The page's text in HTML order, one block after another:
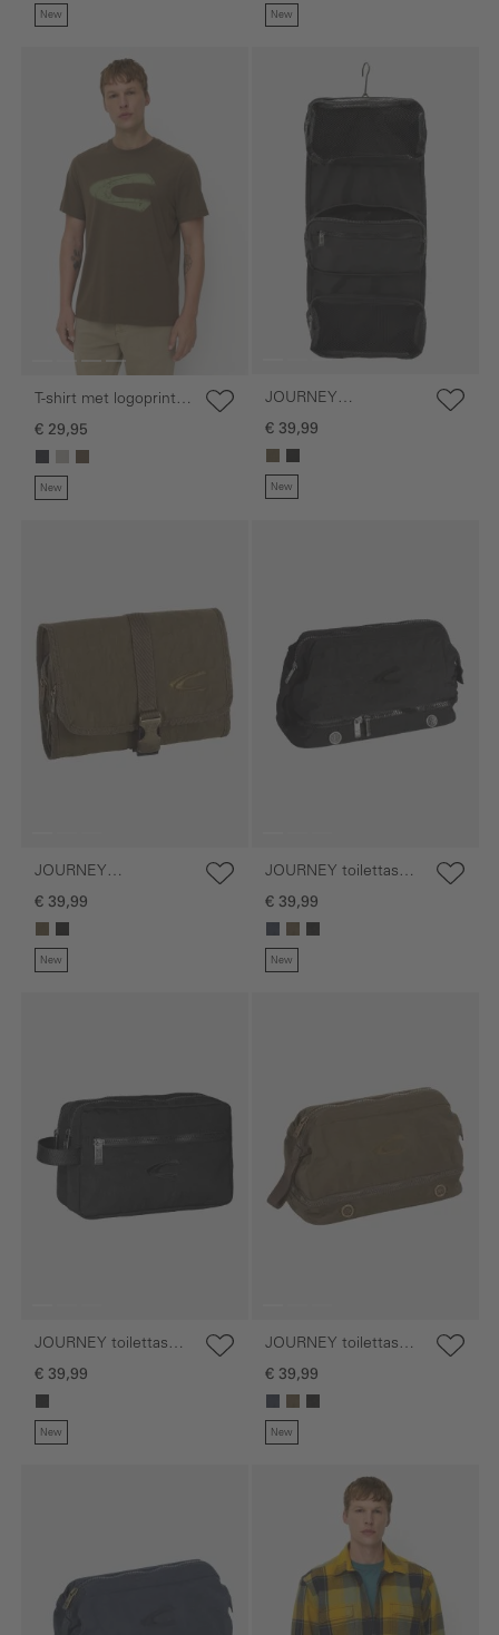
New New
Galerie overslaan
T-shirt met logoprint
van organic cotton
€ 29,95
New
JOURNEY
ophangbare toilettas
€ 39,99
New
JOURNEY
ophangbare toilettas
€ 39,99
New
JOURNEY toilettas
van nylon
€ 39,99
New
JOURNEY toilettas
van nylon met
€ 39,99
New
JOURNEY toilettas
van nylon
€ 39,99
New
Galerie overslaan